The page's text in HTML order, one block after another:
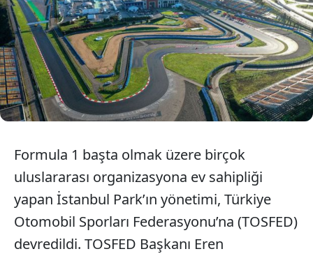
İstanbul Park , TOSFED yönetimine
geçti. Başkan Eren Üçlertoprağı,
"İstanbul Park Pist yönetimi artık
TOSFED’e geçti" dedi.
Formula 1 başta olmak üzere birçok
uluslararası organizasyona ev sahipliği
yapan İstanbul Park’ın yönetimi, Türkiye
Otomobil Sporları Federasyonu’na (TOSFED)
devredildi. TOSFED Başkanı Eren